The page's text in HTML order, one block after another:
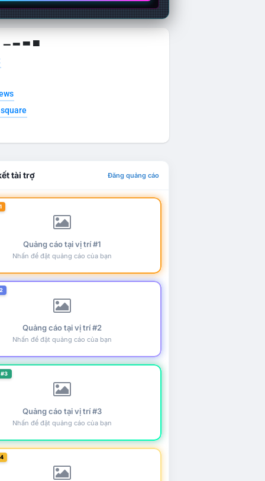
▁ ▂ ▃ ▄
tài trợ Đăng quảng cáo
Quảng cáo tại vị trí #1
Nhấn để đặt quảng cáo của bạn
Quảng cáo tại vị trí #2
Nhấn để đặt quảng cáo của bạn
Quảng cáo tại vị trí #3
Nhấn để đặt quảng cáo của bạn